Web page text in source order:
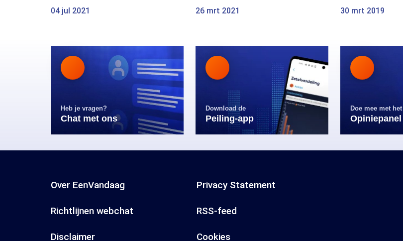
04 jul 2021 26 mrt 2021 30 mrt 2019
Heb je vragen?
Chat met ons
Download de
Peiling-app
Doe mee met het
Opiniepanel
Over EenVandaag Privacy Statement
Richtlijnen webchat RSS-feed
Disclaimer Cookies